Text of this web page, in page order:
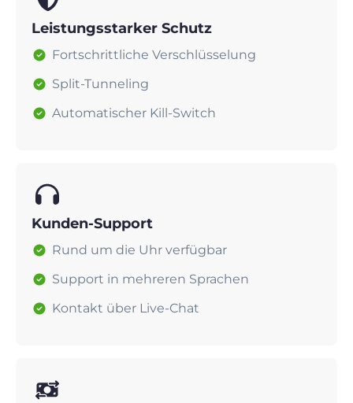
Leistungsstarker Schutz
Fortschrittliche Verschlüsselung
Split-Tunneling
Automatischer Kill-Switch
Kunden-Support
Rund um die Uhr verfügbar
Support in mehreren Sprachen
Kontakt über Live-Chat